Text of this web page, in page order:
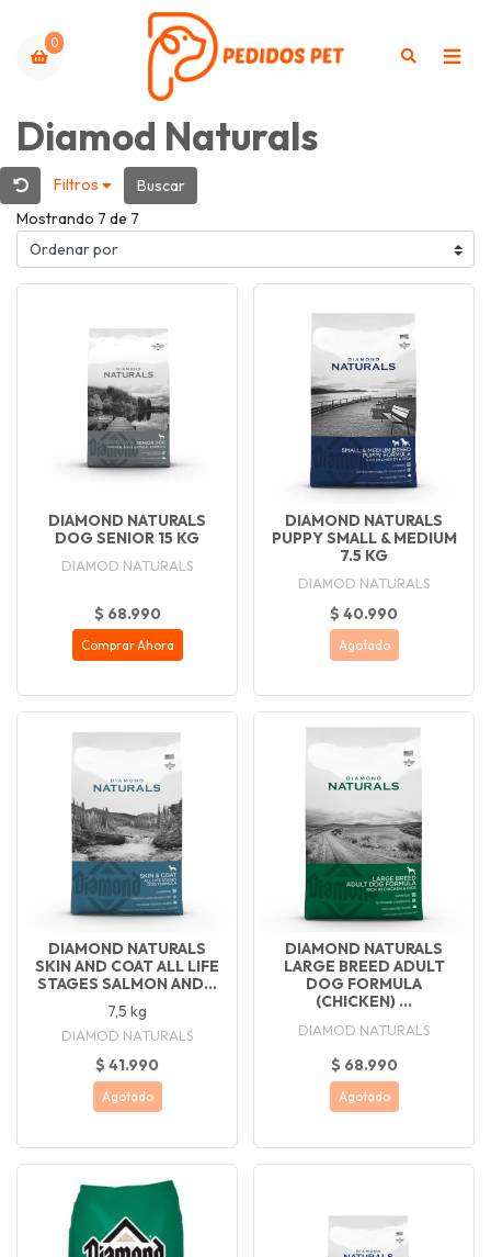
0
Diamod Naturals
Filtros
Buscar
Mostrando 7 de 7
DIAMOND NATURALS
DOG SENIOR 15 KG
DIAMOD NATURALS
$ 68.990
Comprar Ahora
DIAMOND NATURALS
PUPPY SMALL & MEDIUM
7.5 KG
DIAMOD NATURALS
$ 40.990
Agotado
DIAMOND NATURALS
SKIN AND COAT ALL LIFE
STAGES SALMON AND...
7,5 kg
DIAMOD NATURALS
$ 41.990
Agotado
DIAMOND NATURALS
LARGE BREED ADULT
DOG FORMULA
(CHICKEN) ...
DIAMOD NATURALS
$ 68.990
Agotado